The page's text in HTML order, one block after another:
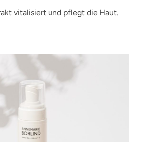
vitalisiert und pflegt die Haut.